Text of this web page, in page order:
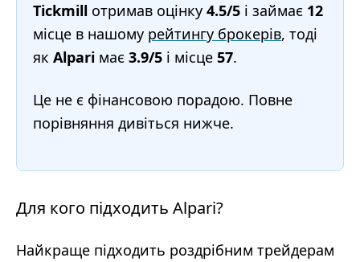
Tickmill отримав оцінку 4.5/5 і займає 12
місце в нашому рейтингу брокерів, тоді
як Alpari має 3.9/5 і місце 57.
Це не є фінансовою порадою. Повне
порівняння дивіться нижче.
Для кого підходить Alpari?
Найкраще підходить роздрібним трейдерам